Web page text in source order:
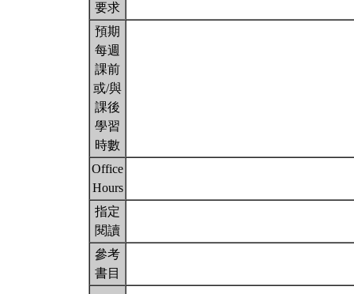
要求
預期
每週
課前
或/與
課後
學習
時數
Office
Hours
指定
閱讀
參考
書目